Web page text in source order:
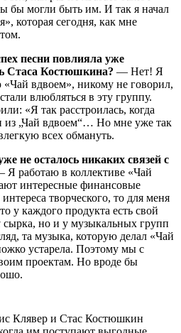
бы могли быть им. И так я начал
которая сегодня, как мне
песни повлияла уже
Стаса Костюшкина? — Нет! Я
вдвоем», никому не говорил,
влюбляться в эту группу.
«Я так расстроилась, когда
из „Чай вдвоем“… Но мне уже так
всех обмануть.
не осталось никаких связей с
Я работаю в коллективе «Чай
интересные финансовые
творческого, то для меня
у каждого продукта есть свой
сырка, но и у музыкальных групп
та музыка, которую делал «Чай
устарела. Поэтому мы с
проектам. Но вроде бы
Клявер и Стас Костюшкин